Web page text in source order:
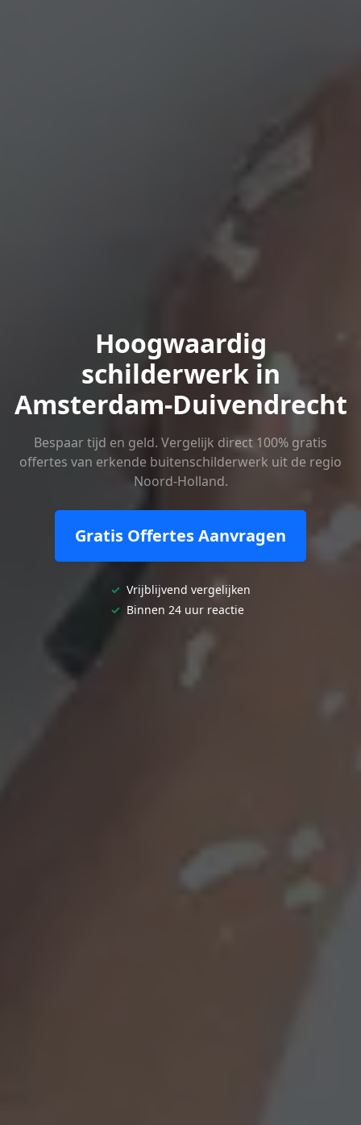
Hoogwaardig
schilderwerk in
Amsterdam-Duivendrecht
Bespaar tijd en geld. Vergelijk direct 100% gratis
offertes van erkende buitenschilderwerk uit de regio
Noord-Holland.
Gratis Offertes Aanvragen
✓ Vrijblijvend vergelijken
✓ Binnen 24 uur reactie